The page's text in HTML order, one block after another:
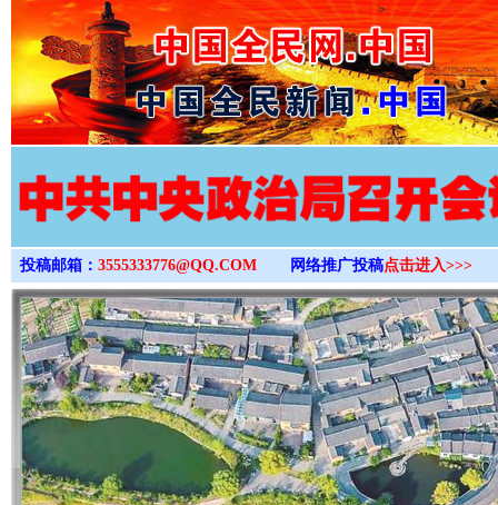
>
投稿邮箱： 3555333776@QQ.COM 网络推广投稿点击进入>>>